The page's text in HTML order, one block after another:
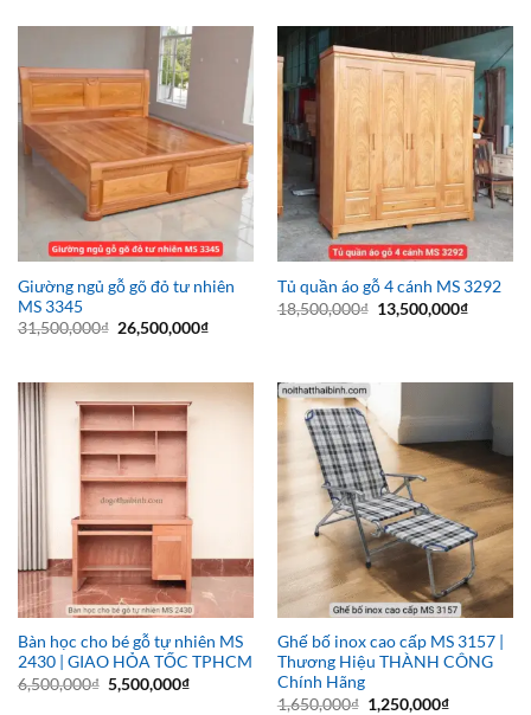
11,500,000₫.
Giường ngủ gỗ gõ đỏ tư nhiên
MS 3345
31,500,000₫ Giá
gốc
26,500,000₫Giá
26,500,000₫.
Tủ quần áo gỗ 4 cánh MS 3292
18,500,000₫ Giá
gốc
13,500,000₫Giá
Bàn học cho bé gỗ tự nhiên MS
2430 | GIAO HỎA TỐC TPHCM
6,500,000₫ Giá
gốc
5,500,000₫Giá
Ghế bố inox cao cấp MS 3157 |
Thương Hiệu THÀNH CÔNG
Chính Hãng
1,650,000₫ Giá
1,250,000₫Giá